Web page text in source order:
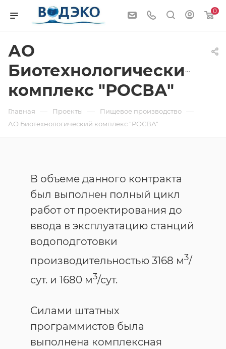
0
АО
Биотехнологический
комплекс "РОСВА"
Главная — Проекты — Пищевое производство —
АО Биотехнологический комплекс "РОСВА"
В объеме данного контракта
был выполнен полный цикл
работ от проектирования до
ввода в эксплуатацию станций
водоподготовки
производительностью 3168 м3/
сут. и 1680 м3/сут.
Силами штатных
программистов была
выполнена комплексная